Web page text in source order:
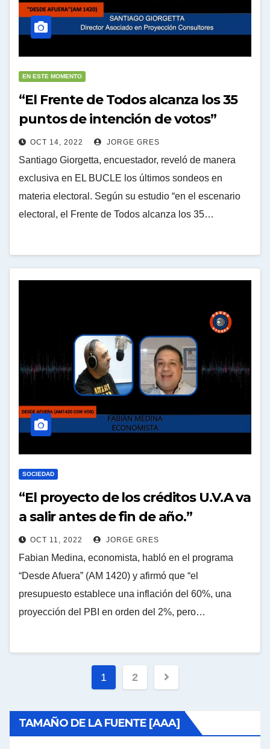
EN ESTE MOMENTO
“El Frente de Todos alcanza los 35
puntos de intención de votos”
OCT 14, 2022 JORGE GRES
Santiago Giorgetta, encuestador, reveló de manera
exclusiva en EL BUCLE los últimos sondeos en
materia electoral. Según su estudio “en el escenario
electoral, el Frente de Todos alcanza los 35…
SOCIEDAD
“El proyecto de los créditos U.V.A va
a salir antes de fin de año.”
OCT 11, 2022 JORGE GRES
Fabian Medina, economista, habló en el programa
“Desde Afuera” (AM 1420) y afirmó que “el
presupuesto establece una inflación del 60%, una
proyección del PBI en orden del 2%, pero…
Paginación
entradas
1 2
TAMAÑO DE LA FUENTE [AAA]